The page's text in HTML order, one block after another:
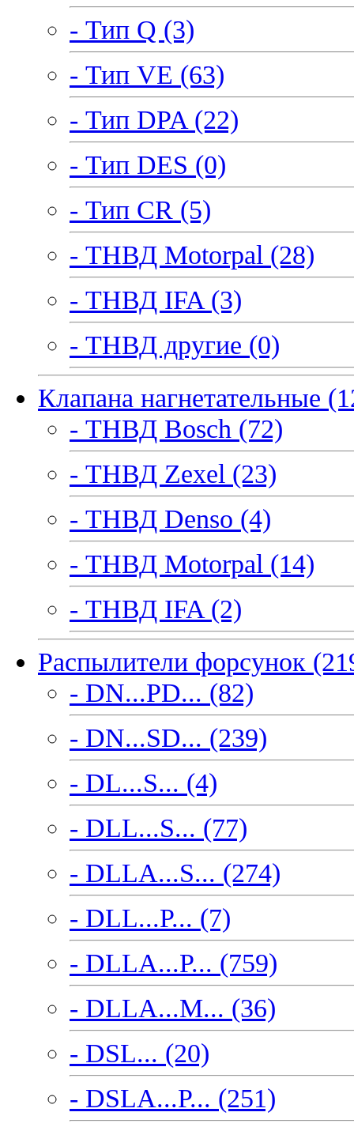
- Тип Q (3)
- Тип VE (63)
- Тип DPA (22)
- Тип DES (0)
- Тип CR (5)
- ТНВД Motorpal (28)
- ТНВД IFA (3)
- ТНВД другие (0)
Клапана нагнетательные
- ТНВД Bosch (72)
- ТНВД Zexel (23)
- ТНВД Denso (4)
- ТНВД Motorpal (14)
- ТНВД IFA (2)
Распылители форсунок
- DN...PD... (82)
- DN...SD... (239)
- DL...S... (4)
- DLL...S... (77)
- DLLA...S... (274)
- DLL...P... (7)
- DLLA...P... (759)
- DLLA...M... (36)
- DSL... (20)
- DSLA...P... (251)